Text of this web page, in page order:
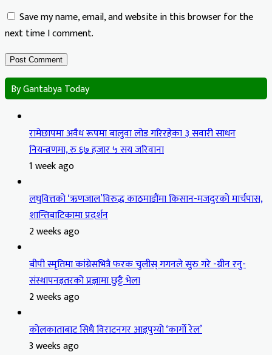
Save my name, email, and website in this browser for the
next time I comment.
By Gantabya Today
रामेछापमा अवैध रूपमा बालुवा लोड गरिरहेका ३ सवारी साधन
नियन्त्रणमा, रु ६७ हजार ५ सय जरिवाना
1 week ago
लघुवित्तको ‘ऋणजाल’विरुद्ध काठमाडौंमा किसान-मजदुरको मार्चपास,
शान्तिबाटिकामा प्रदर्शन
2 weeks ago
बीपी स्मृतिमा कांग्रेसभित्रै फरक चुलीस् गगनले सुरु गरे -ग्रीन रनु-
संस्थापनइतरको प्रज्ञामा छुट्टै भेला
2 weeks ago
कोलकाताबाट सिधै विराटनगर आइपुग्यो ‘कार्गो रेल’
3 weeks ago